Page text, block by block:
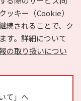
ッキー（Cookie）
続されることで、ク
す。詳細について
の取り扱いについ
て」へ